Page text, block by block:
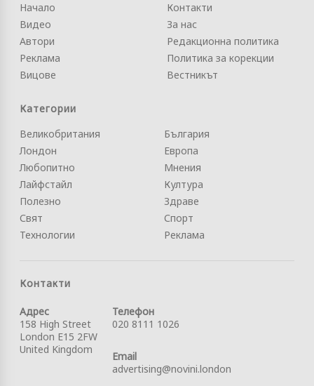
Начало
Видео
Автори
Реклама
Вицове
Контакти
За нас
Редакционна политика
Политика за корекции
Вестникът
Категории
Великобритания
Лондон
Любопитно
Лайфстайл
Полезно
Свят
Технологии
България
Европа
Мнения
Култура
Здраве
Спорт
Реклама
Контакти
Адрес
158 High Street
London E15 2FW
United Kingdom
Телефон
020 8111 1026
Email
advertising@novini.london